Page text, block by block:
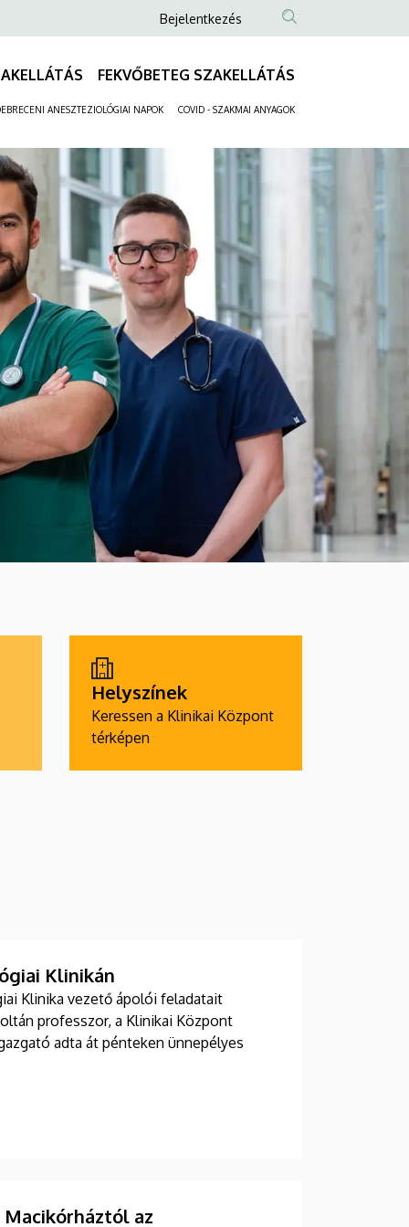
Anonim
fiók
Bejelentkezés
FEKVŐBETEG SZAKELLÁTÁS
navigáció
ANESZTEZIOLÓGIAI NAPOK COVID - SZAKMAI ANYAGOK
Helyszínek
Keressen a Klinikai Központ
térképen
Klinikán
Klinika vezető ápolói feladatait
professzor, a Klinikai Központ
adta át pénteken ünnepélyes
Macikórháztól az